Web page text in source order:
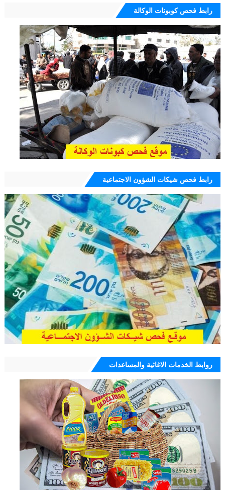
رابط فحص كوبونات الوكالة
رابط فحص شيكات الشؤون الاجتماعية
روابط الخدمات الاغاثية والمساعدات